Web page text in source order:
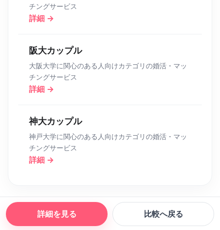
チングサービス
詳細 →
阪大カップル
大阪大学に関心のある人向けカテゴリの婚活・マッ
チングサービス
詳細 →
神大カップル
神戸大学に関心のある人向けカテゴリの婚活・マッ
チングサービス
詳細 →
詳細を見る 比較へ戻る